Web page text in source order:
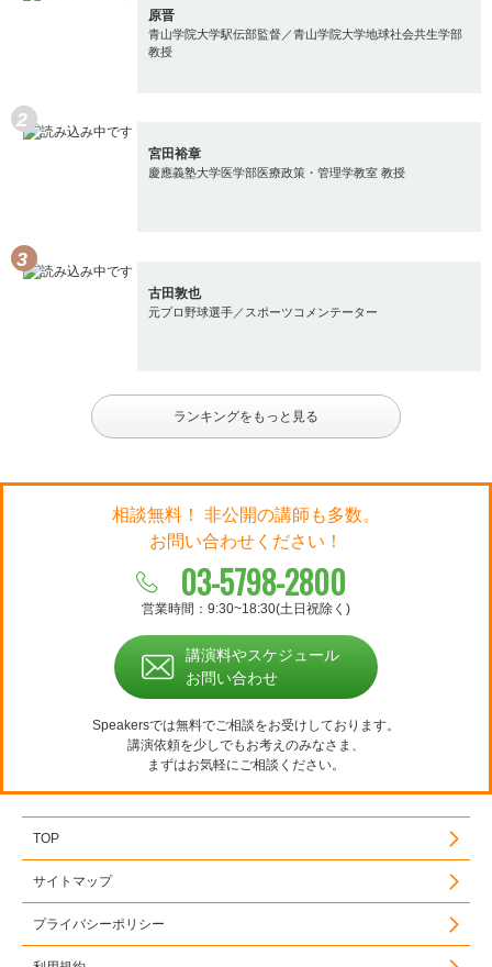
原晋
青山学院大学駅伝部監督／青山学院大学地球社会共生学部
教授
宮田裕章
慶應義塾大学医学部医療政策・管理学教室 教授
古田敦也
元プロ野球選手／スポーツコメンテーター
ランキングをもっと見る
相談無料！ 非公開の講師も多数。
お問い合わせください！
03-5798-2800
営業時間：9:30~18:30(土日祝除く)
講演料やスケジュール
お問い合わせ
Speakersでは無料でご相談をお受けしております。
講演依頼を少しでもお考えのみなさま、
まずはお気軽にご相談ください。
TOP
サイトマップ
プライバシーポリシー